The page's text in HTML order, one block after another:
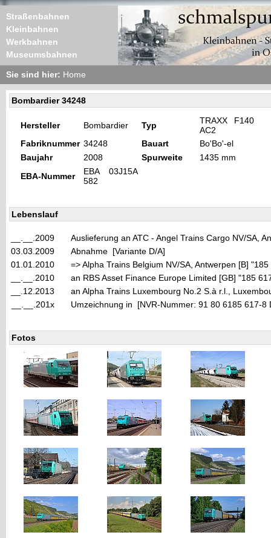
Straßenbahnen
Kleinbahnen
Werkbahnen
Museumsbahnen
Sie sind hier: Home
Bombardier 34248
Hersteller Bombardier Typ
TRAXX F140
AC2
Fabriknummer 34248 Bauart
Bo'Bo'-el
Baujahr
2008 Spurweite
1435 mm
EBA-Nummer
EBA 03J15A
582
Lebenslauf
__.__.2009
Auslieferung an ATC - Angel Trains Cargo NV/SA,
03.03.2009
Abnahme [Variante D/A]
01.01.2010
=> Alpha Trains Belgium NV/SA, Antwerpen [B]
__.__.2010
an RBS Asset Finance Europe Limited [GB] "185
__.12.2013
an Alpha Trains Luxembourg No.2 S.à r.l.,
__.__.201x
Umzeichnung in [NVR-Nummer: 91 80 6185 617-8
Fotos